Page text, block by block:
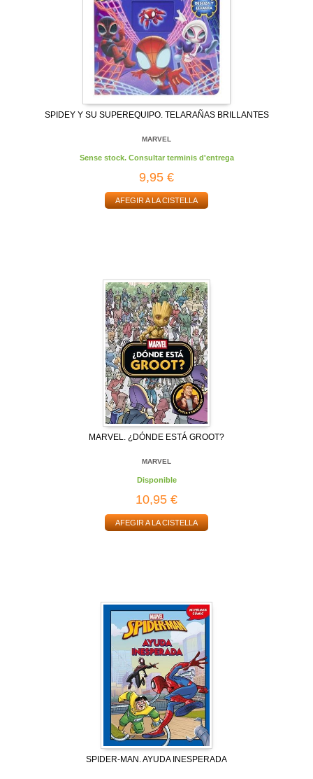
SPIDEY Y SU SUPEREQUIPO. TELARAÑAS BRILLANTES
MARVEL
Sense stock. Consultar terminis d'entrega
9,95 €
AFEGIR A LA CISTELLA
MARVEL. ¿DÓNDE ESTÁ GROOT?
MARVEL
Disponible
10,95 €
AFEGIR A LA CISTELLA
SPIDER-MAN. AYUDA INESPERADA